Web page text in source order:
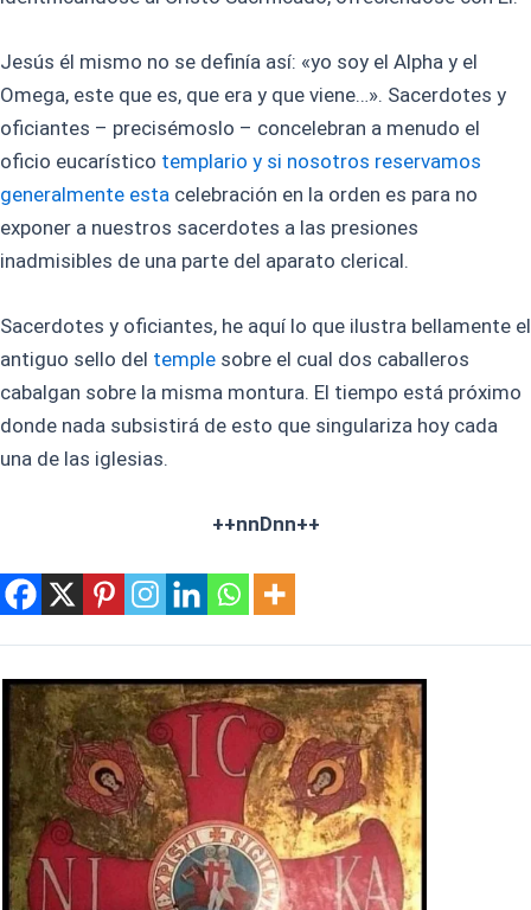
Jesús él mismo no se definía así: «yo soy el Alpha y el
Omega, este que es, que era y que viene…». Sacerdotes y
oficiantes – precisémoslo – concelebran a menudo el
oficio eucarístico templario y si nosotros reservamos
generalmente esta celebración en la orden es para no
exponer a nuestros sacerdotes a las presiones
inadmisibles de una parte del aparato clerical.
Sacerdotes y oficiantes, he aquí lo que ilustra bellamente el
antiguo sello del temple sobre el cual dos caballeros
cabalgan sobre la misma montura. El tiempo está próximo
donde nada subsistirá de esto que singulariza hoy cada
una de las iglesias.
++nnDnn++